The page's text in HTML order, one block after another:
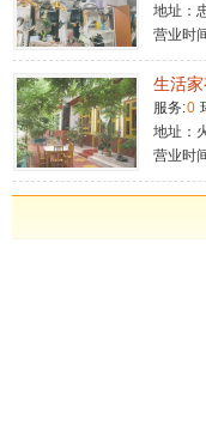
地址：
营业时
生活
服务:0
地址：
营业时